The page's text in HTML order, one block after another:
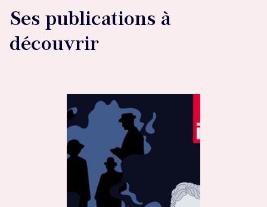
Ses publications à
découvrir